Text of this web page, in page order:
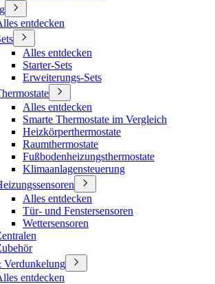
entdecken
Alles entdecken
Starter-Sets
Erweiterungs-Sets
Alles entdecken
Smarte Thermostate im Vergleich
Heizkörperthermostate
Raumthermostate
Fußbodenheizungsthermostate
Klimaanlagensteuerung
Alles entdecken
Tür- und Fenstersensoren
Wettersensoren
entdecken